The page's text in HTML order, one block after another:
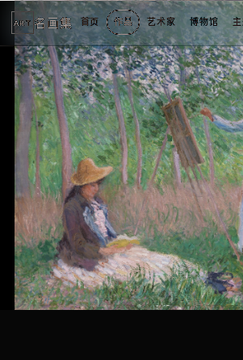
ART 名画集 首页 作品 艺术家 博物馆
5
个
看
点
1
2
3
4
5